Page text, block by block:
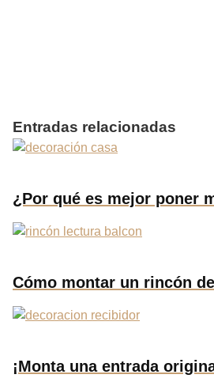
Entradas relacionadas
¿Por qué es mejor poner
Cómo montar un rincón
¡Monta una entrada